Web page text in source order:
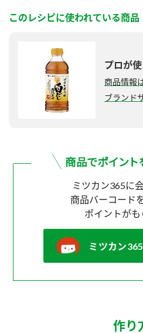
このレシピに使われている商品
プロが
商品情報
ブランド
ミツカン365に
商品バーコード
ポイントがも
ミツカン
作り